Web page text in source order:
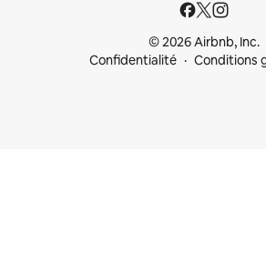
© 2026 Airbnb, Inc.
Confidentialité
Conditions